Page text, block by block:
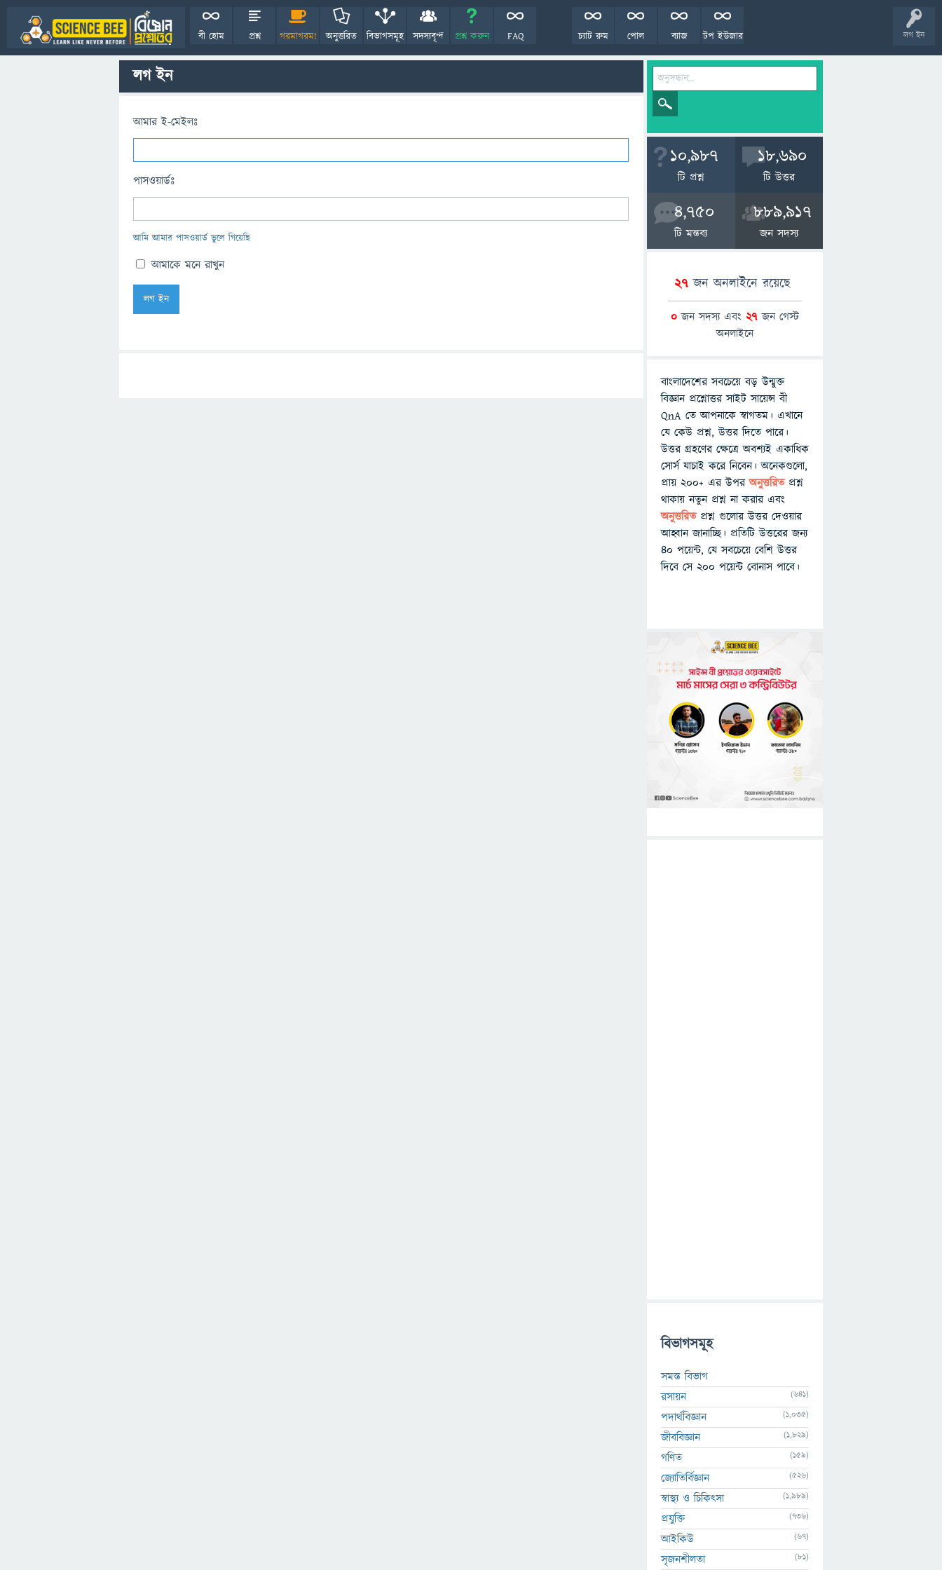
লগ ইন
বী হোম প্রশ্ন গরমাগরম! অনুত্তরিত বিভাগসমূহ সদস্যবৃন্দ প্রশ্ন করুন FAQ টপ ইউজার
ব্যাজ
পোল
চ্যাট রুম
লগ ইন
আমার ই-মেইলঃ
পাসওয়ার্ডঃ
আমি আমার পাসওয়ার্ড ভুলে গিয়েছি
আমাকে মনে রাখুন
10,987
টি প্রশ্ন
18,690
টি উত্তর
4,750
টি মন্তব্য
889,917
জন সদস্য
27জন অনলাইনে রয়েছে
0 জন সদস্য এবং 27 জন গেস্ট
অনলাইনে
বাংলাদেশের সবচেয়ে বড় উন্মুক্ত
বিজ্ঞান প্রশ্নোত্তর সাইট সায়েন্স বী
QnA তে আপনাকে স্বাগতম। এখানে
যে কেউ প্রশ্ন, উত্তর দিতে পারে।
উত্তর গ্রহণের ক্ষেত্রে অবশ্যই একাধিক
সোর্স যাচাই করে নিবেন। অনেকগুলো,
প্রায় ২০০+ এর উপরঅনুত্তরিতপ্রশ্ন
থাকায় নতুন প্রশ্ন না করার এবং
অনুত্তরিত প্রশ্ন গুলোর উত্তর দেওয়ার
আহ্বান জানাচ্ছি। প্রতিটি উত্তরের জন্য
৪০ পয়েন্ট, যে সবচেয়ে বেশি উত্তর
দিবে সে ২০০ পয়েন্ট বোনাস পাবে।
বিভাগসমূহ
সমস্ত বিভাগ
রসায়ন
(641)
পদার্থবিজ্ঞান (1,035)
জীববিজ্ঞান (1,829)
গণিত (159)
জ্যোতির্বিজ্ঞান (526)
স্বাস্থ্য ও চিকিৎসা (1,989)
প্রযুক্তি (736)
আইকিউ (67)
সৃজনশীলতা (81)